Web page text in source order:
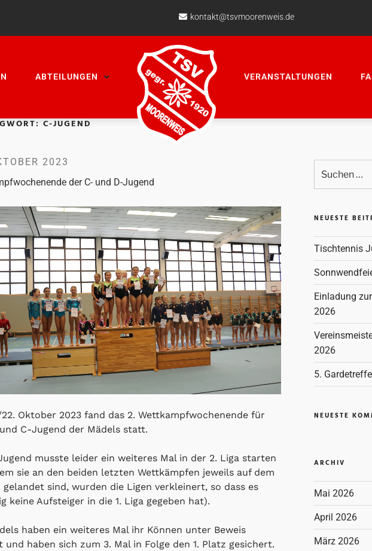
kontakt@tsvmoorenweis.de
ABTEILUNGEN VERANSTALTUNGEN
C-JUGEND
2023
der C- und D-Jugend
22. Oktober 2023 fand das 2. Wettkampfwochenende für
C-Jugend der Mädels statt.
musste leider ein weiteres Mal in der 2. Liga starten
sie an den beiden letzten Wettkämpfen jeweils auf dem
gelandet sind, wurden die Ligen verkleinert, so dass es
keine Aufsteiger in die 1. Liga gegeben hat).
haben ein weiteres Mal ihr Können unter Beweis
und haben sich zum 3. Mal in Folge den 1. Platz gesichert.
NEUESTE
Tischtennis
Einladung
2026
2026
5.
NEUESTE
ARCHIV
Mai 2026
April 2026
März 2026